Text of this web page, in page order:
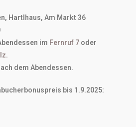
Hartlhaus, Am Markt 36
im Fernruf 7 oder
dem Abendessen.
bis 1.9.2025: